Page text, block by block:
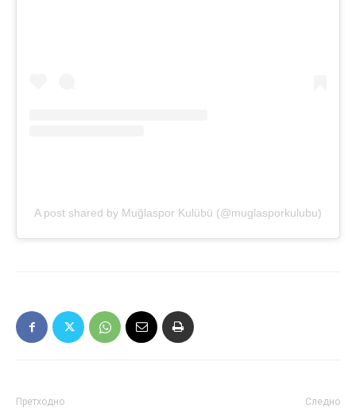
A post shared by Muğlaspor Kulübü (@muglasporkulubu)
Претходно Следно